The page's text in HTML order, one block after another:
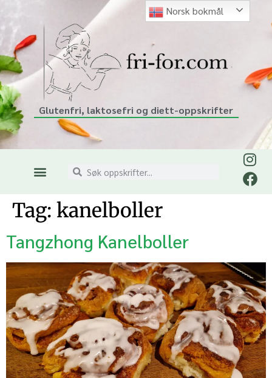
Glutenfri, laktosefri og diett-oppskrifter
Tag: kanelboller
Tangzhong Kanelboller
Norsk bokmål